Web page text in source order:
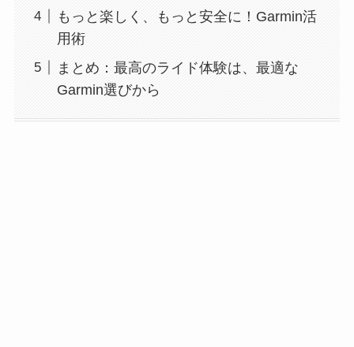
もっと楽しく、もっと安全に！Garmin活
用術
まとめ：最高のライド体験は、最適な
Garmin選びから